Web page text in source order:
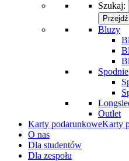
Szukaj:
Przejdź
Bluzy
Spodnie
Outlet
Karty podarunkoweKarty
O nas
Dla studentów
Dla zespołu